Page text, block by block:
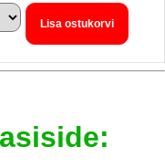
Lisa ostukorvi